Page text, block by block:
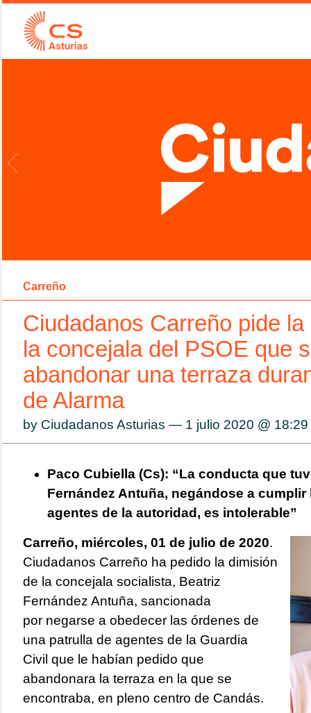
Carreño
Ciudadanos Carreño pide
la concejala del PSOE que
abandonar una terraza
de Alarma
by Ciudadanos Asturias — 1 julio 2020 @ 18:29
Paco Cubiella (Cs): “La conducta que
Fernández Antuña, negándose a
agentes de la autoridad, es intolerable”
Carreño, miércoles, 01 de julio de 2020.
Ciudadanos Carreño ha pedido la dimisión
de la concejala socialista, Beatriz
Fernández Antuña, sancionada
por negarse a obedecer las órdenes de
una patrulla de agentes de la Guardia
Civil que le habían pedido que
abandonara la terraza en la que se
encontraba, en pleno centro de Candás.